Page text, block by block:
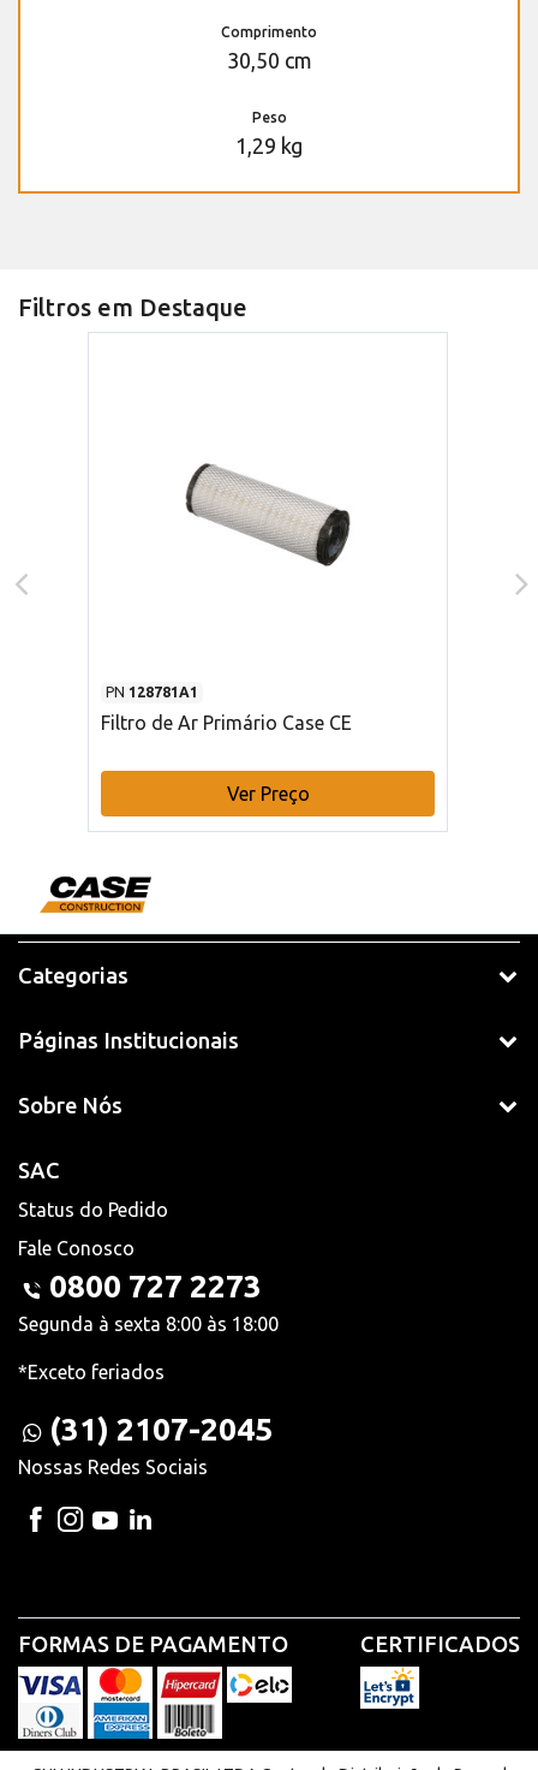
Comprimento
30,50 cm
Peso
1,29 kg
Filtros em Destaque
PN 128781A1
Filtro de Ar Primário Case CE
Ver Preço
Categorias
Páginas Institucionais
Sobre Nós
SAC
Status do Pedido
Fale Conosco
0800 727 2273
Segunda à sexta 8:00 às 18:00
*Exceto feriados
(31) 2107-2045
Nossas Redes Sociais
FORMAS DE PAGAMENTO CERTIFICADOS